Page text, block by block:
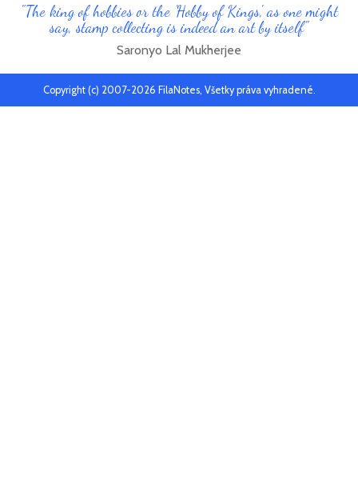
"The king of hobbies or the 'Hobby of Kings', as one might
say, stamp collecting is indeed an art by itself"
Saronyo Lal Mukherjee
Copyright (c) 2007-2026 FilaNotes, Všetky práva vyhradené.